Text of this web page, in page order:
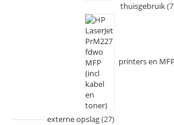
thuisgebruik 7
printers en
externe opslag 27